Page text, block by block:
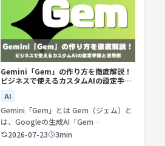
Gemini「Gem」の作り方を徹底解説！
ビジネスで使えるカスタムAIの設定手順
AI
Gemini「Gem」とは Gem（ジェム）と
は、Googleの生成AI「Gem…
2026-07-23
3min